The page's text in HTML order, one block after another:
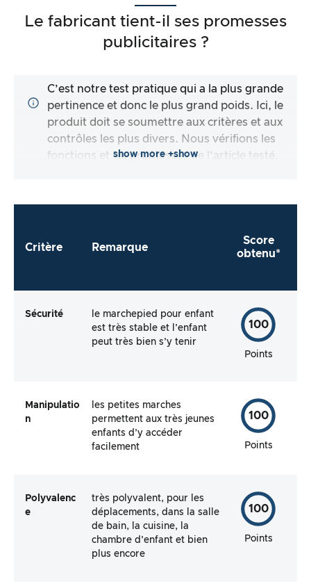
Le fabricant tient-il ses promesses
publicitaires ?
C’est notre test pratique qui a la plus grande
pertinence et donc le plus grand poids. Ici, le
produit doit se soumettre aux critères et aux
contrôles les plus divers. Nous vérifions les
fonctions et les promesses de l’article testé.
show more +show
Critère Remarque
Score
obtenu*
Sécurité
le marchepied pour enfant
est très stable et l’enfant
peut très bien s’y tenir
100
Points
Manipulatio
n
les petites marches
permettent aux très jeunes
enfants d’y accéder
facilement
100
Points
Polyvalenc
e
très polyvalent, pour les
déplacements, dans la salle
de bain, la cuisine, la
chambre d’enfant et bien
plus encore
100
Points